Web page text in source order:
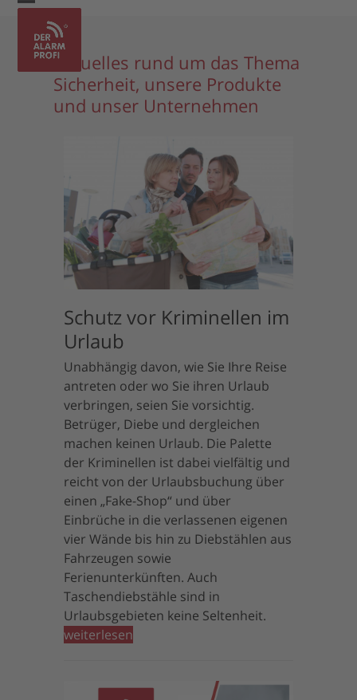
Skip
content
Open
mobile
menu
Close
mobile
menuAktuelles rund um das Thema
Sicherheit, unsere Produkte
und unser Unternehmen
Schutz vor Kriminellen im
Urlaub
Unabhängig davon, wie Sie Ihre Reise
antreten oder wo Sie ihren Urlaub
verbringen, seien Sie vorsichtig.
Betrüger, Diebe und dergleichen
machen keinen Urlaub. Die Palette
der Kriminellen ist dabei vielfältig und
reicht von der Urlaubsbuchung über
einen „Fake-Shop“ und über
Einbrüche in die verlassenen eigenen
vier Wände bis hin zu Diebstählen aus
Fahrzeugen sowie
Ferienunterkünften. Auch
Taschendiebstähle sind in
Urlaubsgebieten keine Seltenheit.
weiterlesen